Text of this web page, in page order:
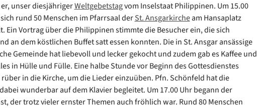
unser diesjährigerWeltgebetstagvom Inselstaat Philippinen. Um 15.00
rund 50 Menschen im Pfarrsaal derSt. Ansgarkircheam Hansaplatz
Ein Vortrag über die Philippinen stimmte die Besucher ein, die sich
an dem köstlichen Buffet satt essen konnten. Die in St. Ansgar ansässige
Gemeinde hat liebevoll und lecker gekocht und zudem gab es Kaffee und
in Hülle und Fülle. Eine halbe Stunde vor Beginn des Gottesdienstes
in die Kirche, um die Lieder einzuüben. Pfn. Schönfeld hat die
wunderbar auf dem Klavier begleitet. Um 17.00 Uhr begann der
der trotz vieler ernster Themen auch fröhlich war. Rund 80 Menschen